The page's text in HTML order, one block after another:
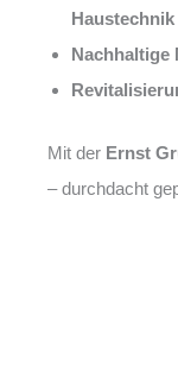
Haustechnik
Nachhaltige
Mit der Ernst
– durchdacht